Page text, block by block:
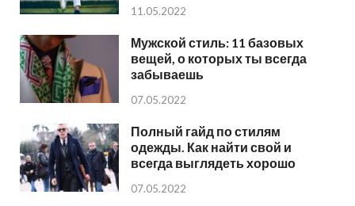
11.05.2022
Мужской стиль: 11 базовых
вещей, о которых ты всегда
забываешь
07.05.2022
Полный гайд по стилям
одежды. Как найти свой и
всегда выглядеть хорошо
07.05.2022